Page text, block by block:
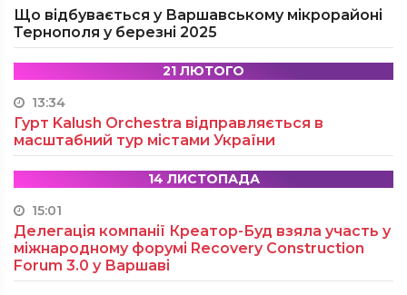
Що відбувається у Варшавському мікрорайоні
Тернополя у березні 2025
21 ЛЮТОГО
13:34
Гурт Kalush Orchestra відправляється в
масштабний тур містами України
14 ЛИСТОПАДА
15:01
Делегація компанії Креатор-Буд взяла участь у
міжнародному форумі Recovery Construction
Forum 3.0 у Варшаві